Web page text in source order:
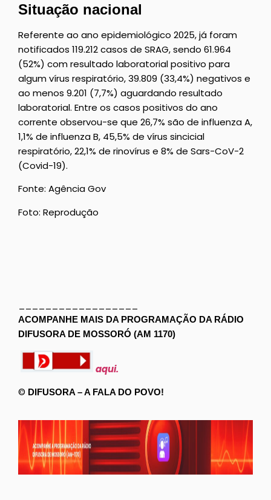
Situação nacional
Referente ao ano epidemiológico 2025, já foram
notificados 119.212 casos de SRAG, sendo 61.964
(52%) com resultado laboratorial positivo para
algum vírus respiratório, 39.809 (33,4%) negativos e
ao menos 9.201 (7,7%) aguardando resultado
laboratorial. Entre os casos positivos do ano
corrente observou-se que 26,7% são de influenza A,
1,1% de influenza B, 45,5% de vírus sincicial
respiratório, 22,1% de rinovírus e 8% de Sars-CoV-2
(Covid-19).
Fonte: Agência Gov
Foto: Reprodução
ACOMPANHE MAIS DA PROGRAMAÇÃO DA RÁDIO
DIFUSORA DE MOSSORÓ (AM 1170)
aqui.
© DIFUSORA – A FALA DO POVO!